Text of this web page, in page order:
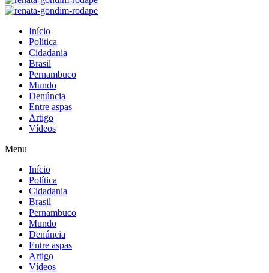
Início
Política
Cidadania
Brasil
Pernambuco
Mundo
Denúncia
Entre aspas
Artigo
Vídeos
Menu
Início
Política
Cidadania
Brasil
Pernambuco
Mundo
Denúncia
Entre aspas
Artigo
Vídeos